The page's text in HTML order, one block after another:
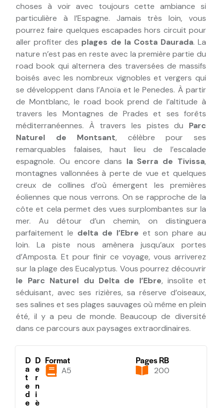
choses à voir avec toujours cette ambiance si
particulière à l’Espagne. Jamais très loin, vous
pourrez faire quelques escapades hors circuit pour
aller profiter des plages de la Costa Daurada. La
nature n’est pas en reste avec la première partie du
road book qui alternera des traversées de massifs
boisés avec les nombreux vignobles et vergers qui
se développent dans l’Anoïa et le Penedes. À partir
de Montblanc, le road book prend de l’altitude à
travers les Montagnes de Prades et ses forêts
méditerranéennes. À travers les pistes du Parc
Naturel de Montsant, célèbre pour ses
remarquables falaises, haut lieu de l’escalade
espagnole. Ou encore dans la Serra de Tivissa,
montagnes vallonnées à perte de vue et quelques
creux de collines d’où émergent les premières
éoliennes que nous verrons. On se rapproche de la
côte et cela permet des vues surplombantes sur la
mer. Au détour d’un chemin, on distinguera
parfaitement le delta de l’Ebre et son phare au
loin. La piste nous amènera jusqu’aux portes
d’Amposta. Et pour finir ce voyage, vous arriverez
sur la plage des Eucalyptus. Vous pourrez découvrir
le Parc Naturel du Delta de l’Ebre, insolite et
séduisant, avec ses rizières, sa réserve d’oiseaux,
ses salines et ses plages sauvages où même en plein
été, il y a peu de monde. Beaucoup de diversité
dans ce parcours aux paysages extraordinaires.
D
a
t
e
d
e
D
e
r
n
i
è
Format
A5
Pages RB
200